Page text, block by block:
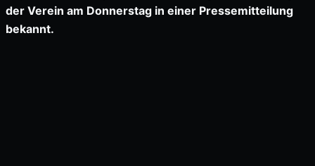
der Verein am Donnerstag in einer Pressemitteilung
bekannt.